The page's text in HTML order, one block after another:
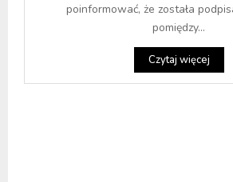
poinformować, że została
pomiędzy...
Czytaj więcej